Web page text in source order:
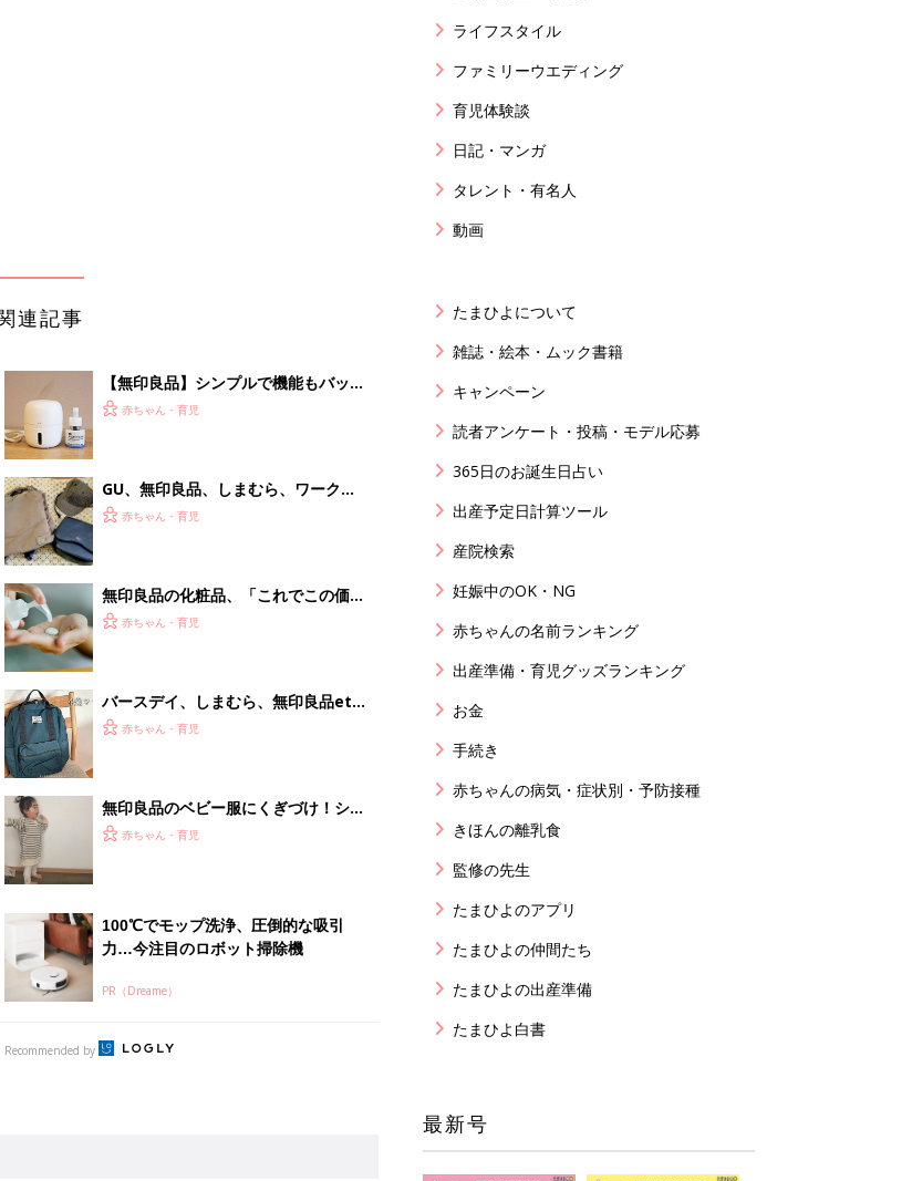
に便利なキッズリュック5選
力…今注目のロボット掃除機
PR（Dreame）
離乳食はいつから？進め方は？「たまひよ きほんの離
授乳の悩みや初めての離乳食作りに役立つ
子育てとお金
妊娠・出産・育児にかかる費用やもらえる補助
金・助成金を解説
ライフスタイル
ファミリーウエディング
育児体験談
日記・マンガ
タレント・有名人
動画
たまひよについて
雑誌・絵本・ムック書籍
キャンペーン
読者アンケート・投稿・モデル応募
365日のお誕生日占い
出産予定日計算ツール
産院検索
妊娠中のOK・NG
赤ちゃんの名前ランキング
出産準備・育児グッズランキング
お金
手続き
赤ちゃんの病気・症状別・予防接種
きほんの離乳食
監修の先生
たまひよのアプリ
たまひよの仲間たち
たまひよの出産準備
たまひよ白書
最新号